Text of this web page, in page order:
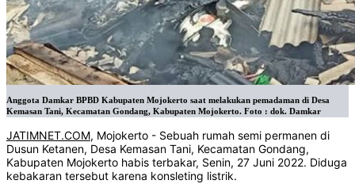
Anggota Damkar BPBD Kabupaten Mojokerto saat melakukan pemadaman di Desa
Kemasan Tani, Kecamatan Gondang, Kabupaten Mojokerto. Foto : dok. Damkar
JATIMNET.COM, Mojokerto - Sebuah rumah semi permanen di
Dusun Ketanen, Desa Kemasan Tani, Kecamatan Gondang,
Kabupaten Mojokerto habis terbakar, Senin, 27 Juni 2022. Diduga
kebakaran tersebut karena konsleting listrik.